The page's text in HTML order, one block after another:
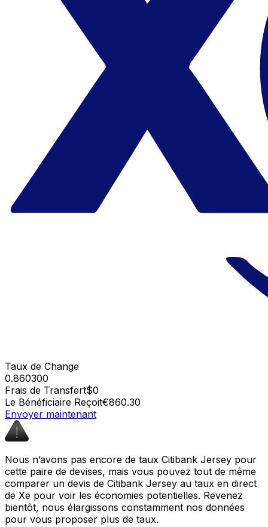
Taux de Change
0.860300
Frais de Transfert$0
Le Bénéficiaire Reçoit€860.30
Envoyer maintenant
Nous n’avons pas encore de taux Citibank Jersey pour
cette paire de devises, mais vous pouvez tout de même
comparer un devis de Citibank Jersey au taux en direct
de Xe pour voir les économies potentielles. Revenez
bientôt, nous élargissons constamment nos données
pour vous proposer plus de taux.